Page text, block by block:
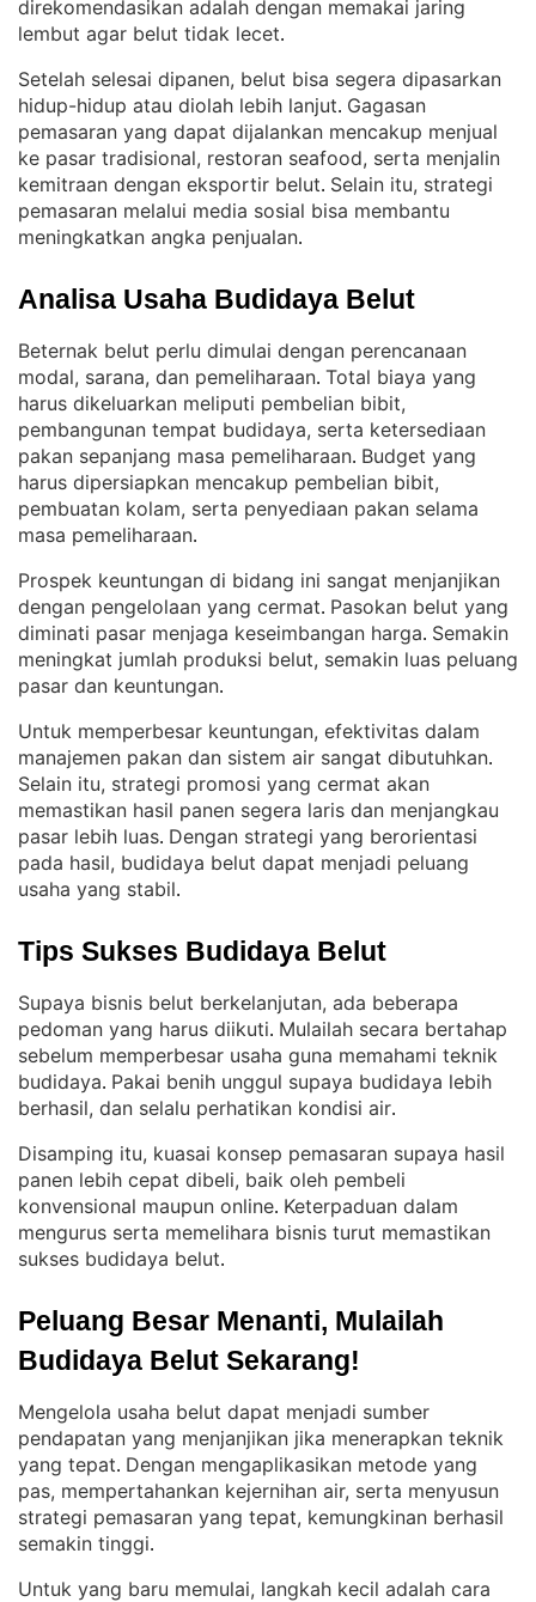
direkomendasikan adalah dengan memakai jaring
lembut agar belut tidak lecet.
Setelah selesai dipanen, belut bisa segera dipasarkan
hidup-hidup atau diolah lebih lanjut. Gagasan
pemasaran yang dapat dijalankan mencakup menjual
ke pasar tradisional, restoran seafood, serta menjalin
kemitraan dengan eksportir belut. Selain itu, strategi
pemasaran melalui media sosial bisa membantu
meningkatkan angka penjualan.
Analisa Usaha Budidaya Belut
Beternak belut perlu dimulai dengan perencanaan
modal, sarana, dan pemeliharaan. Total biaya yang
harus dikeluarkan meliputi pembelian bibit,
pembangunan tempat budidaya, serta ketersediaan
pakan sepanjang masa pemeliharaan. Budget yang
harus dipersiapkan mencakup pembelian bibit,
pembuatan kolam, serta penyediaan pakan selama
masa pemeliharaan.
Prospek keuntungan di bidang ini sangat menjanjikan
dengan pengelolaan yang cermat. Pasokan belut yang
diminati pasar menjaga keseimbangan harga. Semakin
meningkat jumlah produksi belut, semakin luas peluang
pasar dan keuntungan.
Untuk memperbesar keuntungan, efektivitas dalam
manajemen pakan dan sistem air sangat dibutuhkan
Selain itu, strategi promosi yang cermat akan
memastikan hasil panen segera laris dan menjangkau
pasar lebih luas. Dengan strategi yang berorientasi
pada hasil, budidaya belut dapat menjadi peluang
usaha yang stabil.
Tips Sukses Budidaya Belut
Supaya bisnis belut berkelanjutan, ada beberapa
pedoman yang harus diikuti. Mulailah secara bertahap
sebelum memperbesar usaha guna memahami teknik
budidaya. Pakai benih unggul supaya budidaya lebih
berhasil, dan selalu perhatikan kondisi air.
Disamping itu, kuasai konsep pemasaran supaya hasil
panen lebih cepat dibeli, baik oleh pembeli
konvensional maupun online. Keterpaduan dalam
mengurus serta memelihara bisnis turut memastikan
sukses budidaya belut.
Peluang Besar Menanti, Mulailah
Budidaya Belut Sekarang!
Mengelola usaha belut dapat menjadi sumber
pendapatan yang menjanjikan jika menerapkan teknik
yang tepat. Dengan mengaplikasikan metode yang
pas, mempertahankan kejernihan air, serta menyusun
strategi pemasaran yang tepat, kemungkinan berhasil
semakin tinggi.
Untuk yang baru memulai, langkah kecil adalah cara